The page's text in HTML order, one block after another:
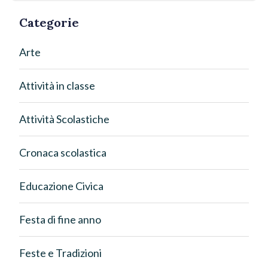
Categorie
Arte
Attività in classe
Attività Scolastiche
Cronaca scolastica
Educazione Civica
Festa di fine anno
Feste e Tradizioni